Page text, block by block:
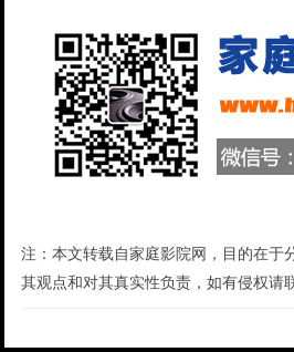
注：本文转载自家庭影院网，目的在于
其观点和对其真实性负责，如有侵权请